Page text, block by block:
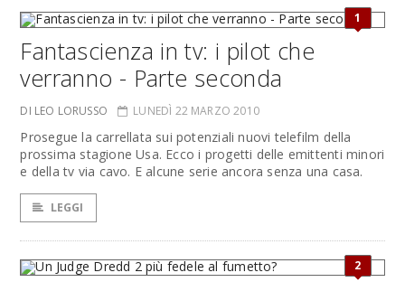
1
Fantascienza in tv: i pilot che
verranno - Parte seconda
DI LEO LORUSSO LUNEDÌ 22 MARZO 2010
Prosegue la carrellata sui potenziali nuovi telefilm della
prossima stagione Usa. Ecco i progetti delle emittenti minori
e della tv via cavo. E alcune serie ancora senza una casa.
LEGGI
2